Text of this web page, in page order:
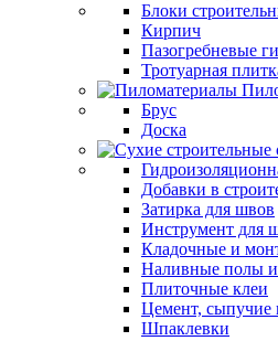
Блоки
Кирпич
Пазогребневые
Тротуарная
Брус
Доска
Добавки в
Затирка для швов
Инструмент для
Кладочные и
Наливные полы и
Плиточные клеи
Цемент, сыпучие
Шпаклевки